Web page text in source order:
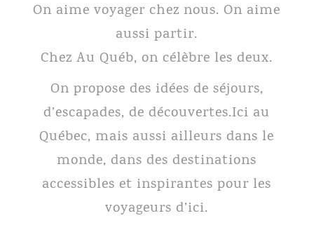
On aime voyager chez nous. On aime
aussi partir.
Chez Au Québ, on célèbre les deux.
On propose des idées de séjours,
d’escapades, de découvertes.Ici au
Québec, mais aussi ailleurs dans le
monde, dans des destinations
accessibles et inspirantes pour les
voyageurs d’ici.